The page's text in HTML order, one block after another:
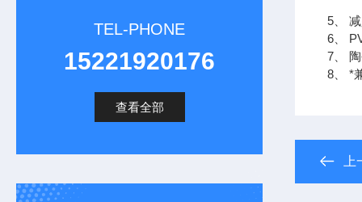
TEL-PHONE
15221920176
查看全部
5、
6、
7、
8、 *